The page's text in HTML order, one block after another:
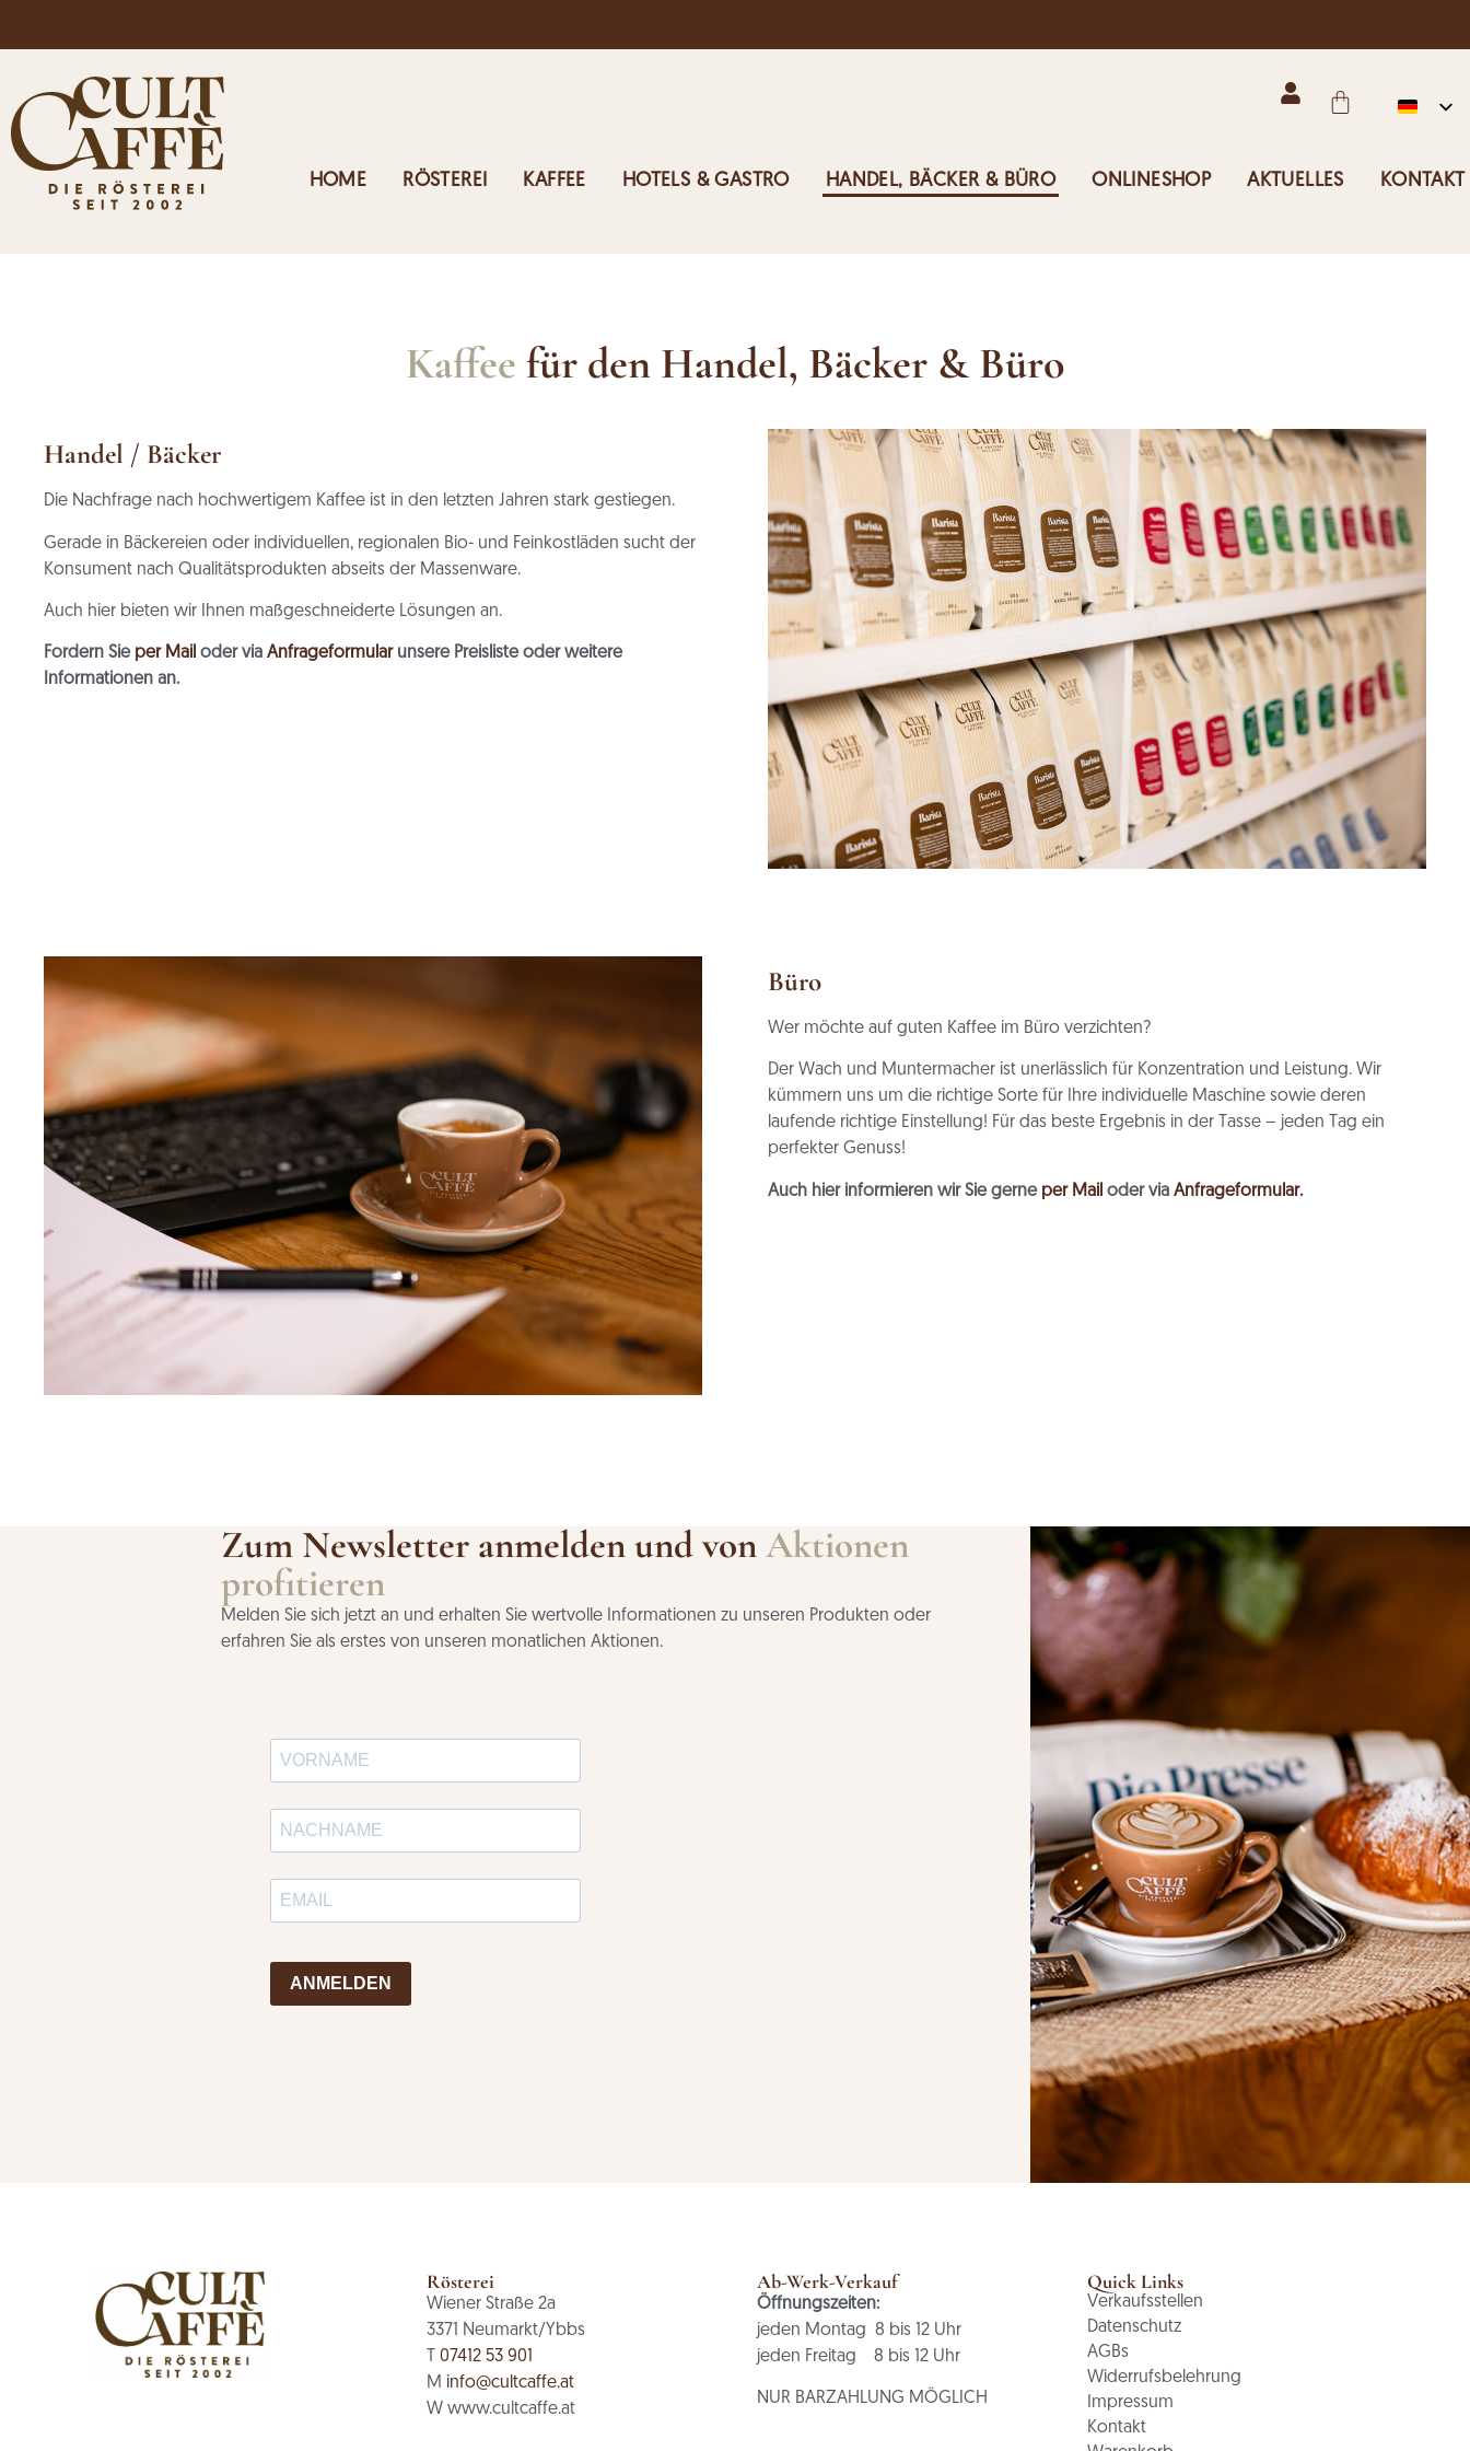
Kostenloser Versand in Österreich ab 125€
HOME RÖSTEREI KAFFEE HOTELS & GASTRO HANDEL, BÄCKER & BÜRO ONLINESHOP AKTUELLES KONTAKT
Kaffee für den Handel, Bäcker & Büro
Handel / Bäcker
Die Nachfrage nach hochwertigem Kaffee ist in den letzten Jahren stark gestiegen.
Gerade in Bäckereien oder individuellen, regionalen Bio- und Feinkostläden sucht der
Konsument nach Qualitätsprodukten abseits der Massenware.
Auch hier bieten wir Ihnen maßgeschneiderte Lösungen an.
Fordern Sie per Mail oder via Anfrageformularunsere Preisliste oder weitere
Informationen an.
Büro
Wer möchte auf guten Kaffee im Büro verzichten?
Der Wach und Muntermacher ist unerlässlich für Konzentration und Leistung. Wir
kümmern uns um die richtige Sorte für Ihre individuelle Maschine sowie deren
laufende richtige Einstellung! Für das beste Ergebnis in der Tasse – jeden Tag ein
perfekter Genuss!
Auch hier informieren wir Sie gerne per Mail oder via Anfrageformular.
Zum Newsletter anmelden und vonAktionen
profitieren
Melden Sie sich jetzt an und erhalten Sie wertvolle Informationen zu unseren Produkten oder
erfahren Sie als erstes von unseren monatlichen Aktionen.
ANMELDEN
Rösterei
Wiener Straße 2a
3371 Neumarkt/Ybbs
07412 53 901
M info@cultcaffe.at
W www.cultcaffe.at
Ab-Werk-Verkauf
Öffnungszeiten:
jeden Montag 8 bis 12 Uhr
jeden Freitag 8 bis 12 Uhr
NUR BARZAHLUNG MÖGLICH
Quick Links
Verkaufsstellen
Datenschutz
AGBs
Widerrufsbelehrung
Impressum
Kontakt